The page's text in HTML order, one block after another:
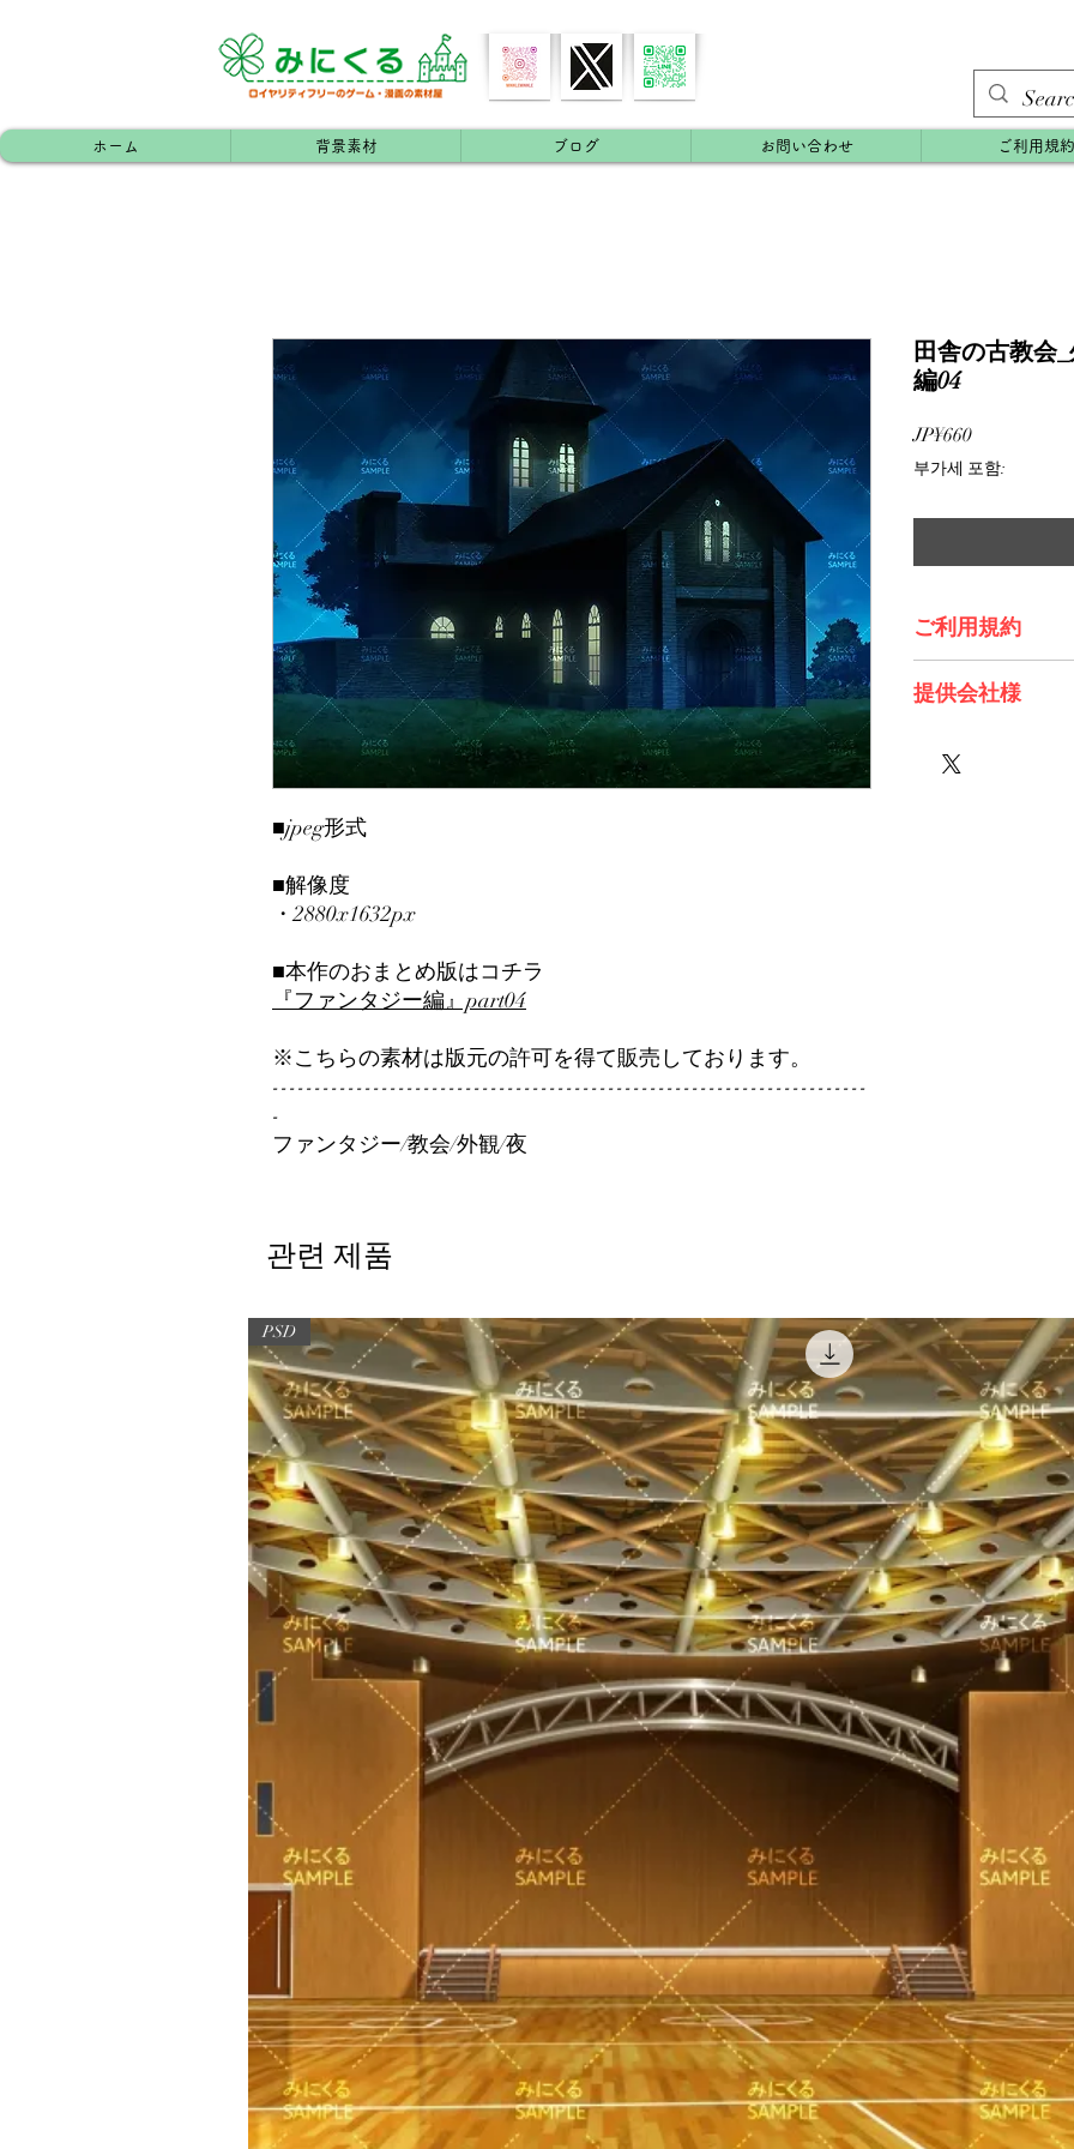
ホーム 背景素材 ブログ お問い合わせ ご利用規約
■jpeg形式
■解像度
・2880x1632px
■本作のおまとめ版はコチラ
『ファンタジー編』part04
※こちらの素材は版元の許可を得て販売しております。
-----------------------------------------------------------------------
-
ファンタジー/教会/外観/夜
田舎の古教会
編04
JP¥660가
격
부가세 포함:
ご利用規約
提供会社様
관련 제품
PSD